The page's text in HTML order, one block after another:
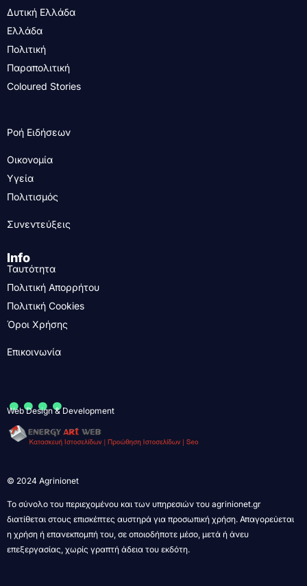
Δυτική Ελλάδα
Ελλάδα
Πολιτική
Παραπολιτική
Coloured Stories
Ροή Ειδήσεων
Οικονομία
Υγεία
Πολιτισμός
Συνεντεύξεις
Info
Ταυτότητα
Πολιτική Απορρήτου
Πολιτική Cookies
Όροι Χρήσης
Επικοινωνία
....
Web Design & Development
© 2024 Agrinionet
Το σύνολο του περιεχομένου και των υπηρεσιών του agrinionet.gr
διατίθεται στους επισκέπτες αυστηρά για προσωπική χρήση. Απαγορεύεται
η χρήση ή επανεκπομπή του, σε οποιοδήποτε μέσο, μετά ή άνευ
επεξεργασίας, χωρίς γραπτή άδεια του εκδότη.